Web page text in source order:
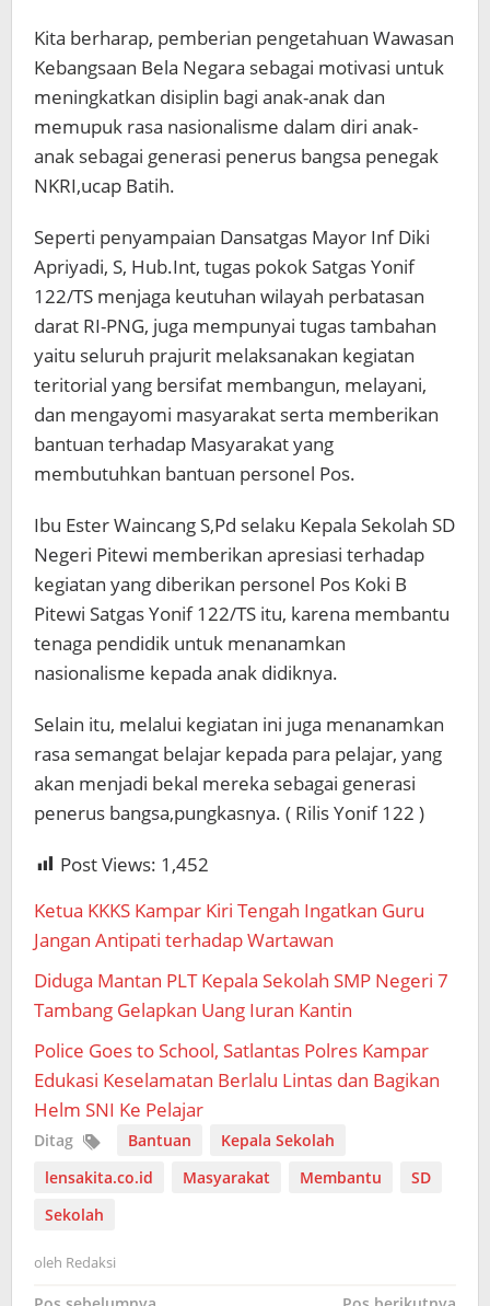
Kita berharap, pemberian pengetahuan Wawasan
Kebangsaan Bela Negara sebagai motivasi untuk
meningkatkan disiplin bagi anak-anak dan
memupuk rasa nasionalisme dalam diri anak-
anak sebagai generasi penerus bangsa penegak
NKRI,ucap Batih.
Seperti penyampaian Dansatgas Mayor Inf Diki
Apriyadi, S, Hub.Int, tugas pokok Satgas Yonif
122/TS menjaga keutuhan wilayah perbatasan
darat RI-PNG, juga mempunyai tugas tambahan
yaitu seluruh prajurit melaksanakan kegiatan
teritorial yang bersifat membangun, melayani,
dan mengayomi masyarakat serta memberikan
bantuan terhadap Masyarakat yang
membutuhkan bantuan personel Pos.
Ibu Ester Waincang S,Pd selaku Kepala Sekolah SD
Negeri Pitewi memberikan apresiasi terhadap
kegiatan yang diberikan personel Pos Koki B
Pitewi Satgas Yonif 122/TS itu, karena membantu
tenaga pendidik untuk menanamkan
nasionalisme kepada anak didiknya.
Selain itu, melalui kegiatan ini juga menanamkan
rasa semangat belajar kepada para pelajar, yang
akan menjadi bekal mereka sebagai generasi
penerus bangsa,pungkasnya. ( Rilis Yonif 122 )
Post Views: 1,452
Ketua KKKS Kampar Kiri Tengah Ingatkan Guru
Jangan Antipati terhadap Wartawan
Diduga Mantan PLT Kepala Sekolah SMP Negeri 7
Tambang Gelapkan Uang Iuran Kantin
Police Goes to School, Satlantas Polres Kampar
Edukasi Keselamatan Berlalu Lintas dan Bagikan
Helm SNI Ke Pelajar
Ditag Bantuan
Kepala Sekolah
lensakita.co.id
Masyarakat Membantu
SD
Sekolah
oleh Redaksi